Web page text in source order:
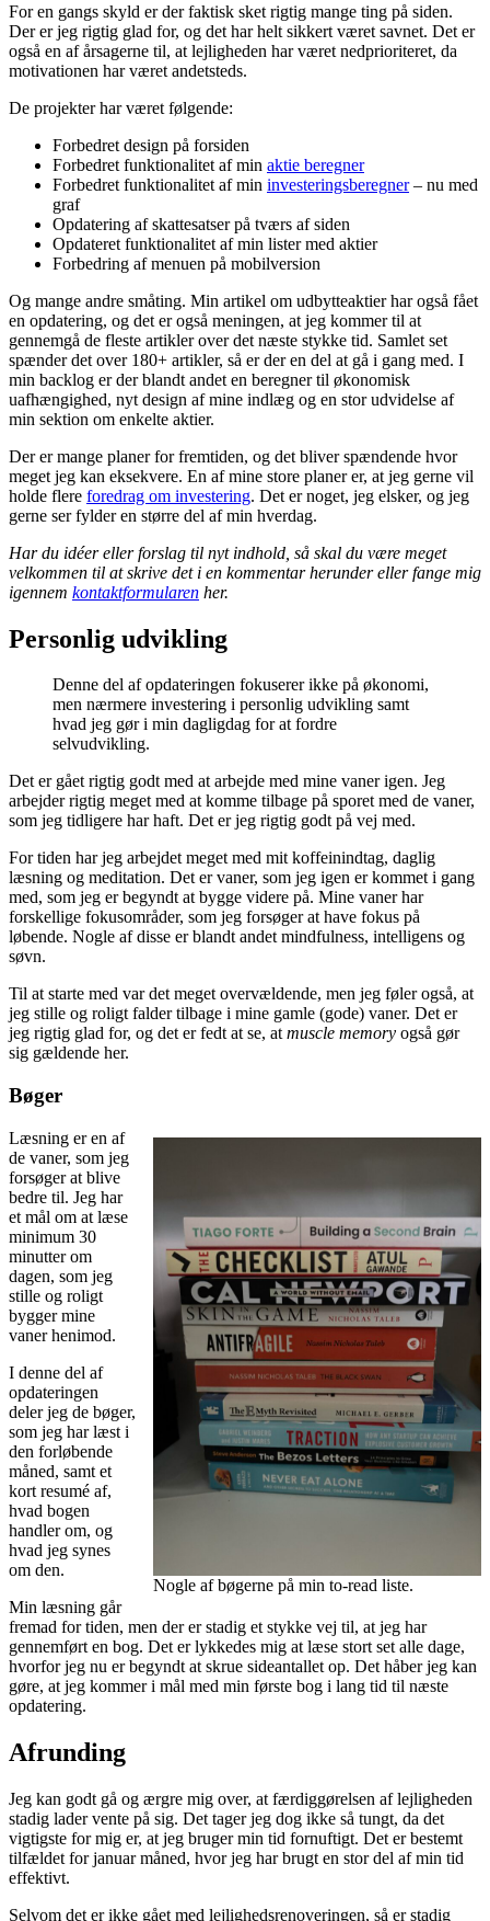
For en gangs skyld er der faktisk sket rigtig mange ting på siden.
Der er jeg rigtig glad for, og det har helt sikkert været savnet. Det er
også en af årsagerne til, at lejligheden har været nedprioriteret, da
motivationen har været andetsteds.
De projekter har været følgende:
Forbedret design på forsiden
Forbedret funktionalitet af min aktie beregner
Forbedret funktionalitet af min investeringsberegner– nu med
graf
Opdatering af skattesatser på tværs af siden
Opdateret funktionalitet af min lister med aktier
Forbedring af menuen på mobilversion
Og mange andre småting. Min artikel om udbytteaktier har også fået
en opdatering, og det er også meningen, at jeg kommer til at
gennemgå de fleste artikler over det næste stykke tid. Samlet set
spænder det over 180+ artikler, så er der en del at gå i gang med. I
min backlog er der blandt andet en beregner til økonomisk
uafhængighed, nyt design af mine indlæg og en stor udvidelse af
min sektion om enkelte aktier.
Der er mange planer for fremtiden, og det bliver spændende hvor
meget jeg kan eksekvere. En af mine store planer er, at jeg gerne vil
holde flere foredrag om investering. Det er noget, jeg elsker, og jeg
gerne ser fylder en større del af min hverdag.
Har du idéer eller forslag til nyt indhold, så skal du være meget
velkommen til at skrive det i en kommentar herunder eller fange mig
igennem kontaktformularen her.
Personlig udvikling
Denne del af opdateringen fokuserer ikke på økonomi,
men nærmere investering i personlig udvikling samt
hvad jeg gør i min dagligdag for at fordre
selvudvikling.
Det er gået rigtig godt med at arbejde med mine vaner igen. Jeg
arbejder rigtig meget med at komme tilbage på sporet med de vaner,
som jeg tidligere har haft. Det er jeg rigtig godt på vej med.
For tiden har jeg arbejdet meget med mit koffeinindtag, daglig
læsning og meditation. Det er vaner, som jeg igen er kommet i gang
med, som jeg er begyndt at bygge videre på. Mine vaner har
forskellige fokusområder, som jeg forsøger at have fokus på
løbende. Nogle af disse er blandt andet mindfulness, intelligens og
søvn.
Til at starte med var det meget overvældende, men jeg føler også, at
jeg stille og roligt falder tilbage i mine gamle (gode) vaner. Det er
jeg rigtig glad for, og det er fedt at se, atmuscle memory også gør
sig gældende her.
Bøger
Nogle af bøgerne på min to-read liste.
Læsning er en af
de vaner, som jeg
forsøger at blive
bedre til. Jeg har
et mål om at læse
minimum 30
minutter om
dagen, som jeg
stille og roligt
bygger mine
vaner henimod.
I denne del af
opdateringen
deler jeg de bøger,
som jeg har læst i
den forløbende
måned, samt et
kort resumé af,
hvad bogen
handler om, og
hvad jeg synes
om den.
Min læsning går
fremad for tiden, men der er stadig et stykke vej til, at jeg har
gennemført en bog. Det er lykkedes mig at læse stort set alle dage,
hvorfor jeg nu er begyndt at skrue sideantallet op. Det håber jeg kan
gøre, at jeg kommer i mål med min første bog i lang tid til næste
opdatering.
Afrunding
Jeg kan godt gå og ærgre mig over, at færdiggørelsen af lejligheden
stadig lader vente på sig. Det tager jeg dog ikke så tungt, da det
vigtigste for mig er, at jeg bruger min tid fornuftigt. Det er bestemt
tilfældet for januar måned, hvor jeg har brugt en stor del af min tid
effektivt.
Selvom det er ikke gået med lejlighedsrenoveringen, så er stadig